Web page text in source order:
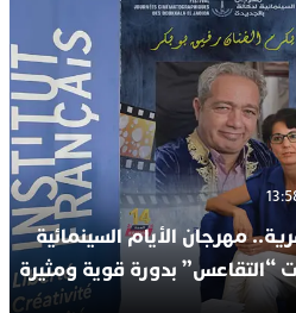
مهرجان الأيام السينمائية
“التقاعس” بدورة قوية ومثيرة